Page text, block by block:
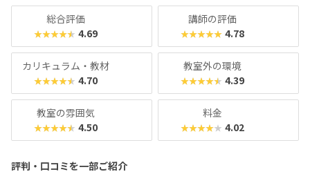
ん、「好きなことから将来につながる力を育てたい」「子ど
もの成長を実感したい」というご家庭にもおすすめのスクー
ルです！
総合評価
★★★★★ 4.69
講師の評価
★★★★★ 4.78
カリキュラム・教材
★★★★★ 4.70
教室外の環境
★★★★★ 4.39
教室の雰囲気
★★★★★ 4.50
料金
★★★★★ 4.02
評判・口コミを一部ご紹介